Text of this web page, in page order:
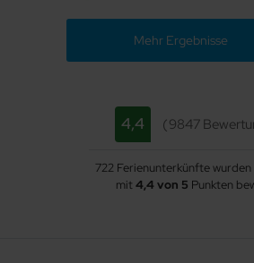
Mehr Ergebnisse
4,4 9847
722 Ferienunterkünfte
mit 4,4 von 5 Punkten